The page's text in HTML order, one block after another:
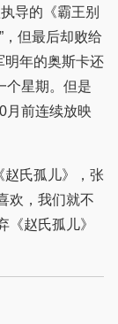
导的《霸王别
，但最后却败给
明年的奥斯卡还
个星期。但是
月前连续放映
赵氏孤儿》，张
欢，我们就不
《赵氏孤儿》